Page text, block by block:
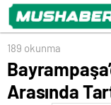
189 okunma
Arasında